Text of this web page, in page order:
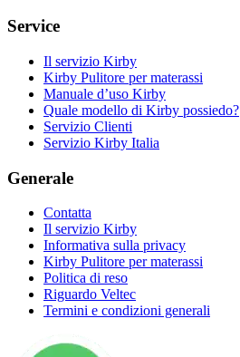
Service
Il servizio Kirby
Kirby Pulitore per materassi
Manuale d’uso Kirby
Quale modello di Kirby possiedo?
Servizio Clienti
Servizio Kirby Italia
Generale
Contatta
Il servizio Kirby
Informativa sulla privacy
Kirby Pulitore per materassi
Politica di reso
Riguardo Veltec
Termini e condizioni generali